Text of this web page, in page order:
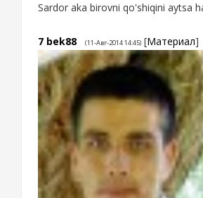
Sardor aka birovni qo'shiqini aytsa
7 bek88 (11-Авг-2014 14:45) [Материал]